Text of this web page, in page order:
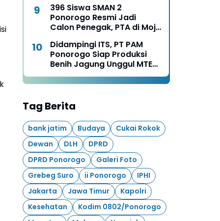
Sejarah dan Budaya
Ponorogo
396 Siswa SMAN 2
Ponorogo Resmi Jadi
Calon Penegak, PTA di Mojo
Unggun dan Reog
Ponorogo
Didampingi ITS, PT PAM
Ponorogo Siap Produksi
Benih Jagung Unggul MTE
Langsung Pesan untuk 13
Tag Berita
bank jatim Budaya
Cukai Rokok
Dewan
DLH
DPRD
DPRD Ponorogo
Galeri Foto
Grebeg Suro
ii Ponorogo
IPHI
Jakarta
Jawa Timur
Kapolri
Kesehatan
Kodim 0802/Ponorogo